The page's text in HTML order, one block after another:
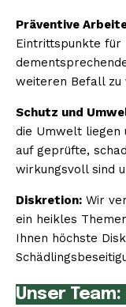
Präventive
Eintrittspunkte für
weiteren Befall zu
Schutz und
die Umwelt liegen
auf geprüfte,
wirkungsvoll sind
Diskretion: Wir
ein heikles
Ihnen höchste
Unser Team: